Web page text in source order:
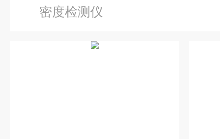
密度检测仪